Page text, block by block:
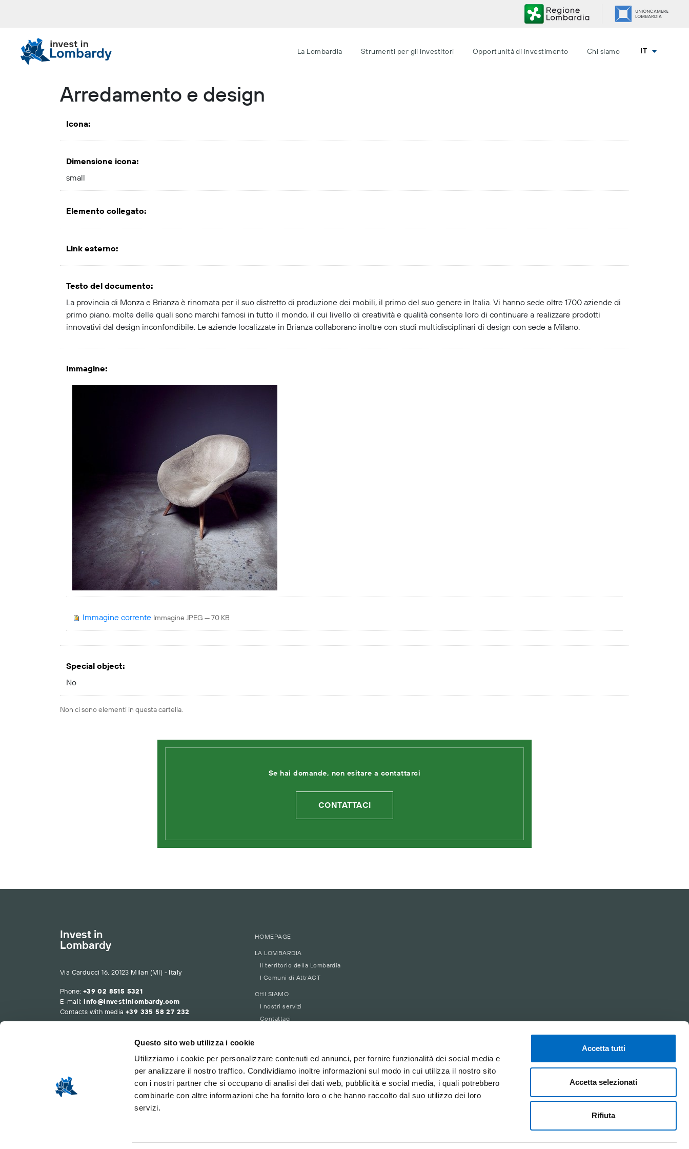
Questo sito web utilizza i cookie
Utilizziamo i cookie per personalizzare contenuti ed annunci, per fornire funzionalità dei social media e
per analizzare il nostro traffico. Condividiamo inoltre informazioni sul modo in cui utilizza il nostro sito
con i nostri partner che si occupano di analisi dei dati web, pubblicità e social media, i quali potrebbero
combinarle con altre informazioni che ha fornito loro o che hanno raccolto dal suo utilizzo dei loro
servizi.
Accetta tutti
Accetta selezionati
Rifiuta
La Lombardia Strumenti per gli investitori Opportunità di investimento Chi siamo IT
Arredamento e design
Icona:
Dimensione icona:
small
Elemento collegato:
Link esterno:
Testo del documento:
La provincia di Monza e Brianza è rinomata per il suo distretto di produzione dei mobili, il primo del suo genere in Italia. Vi hanno sede oltre 1700 aziende di
primo piano, molte delle quali sono marchi famosi in tutto il mondo, il cui livello di creatività e qualità consente loro di continuare a realizzare prodotti
innovativi dal design inconfondibile. Le aziende localizzate in Brianza collaborano inoltre con studi multidisciplinari di design con sede a Milano.
Immagine:
Immagine corrente Immagine JPEG — 70 KB
Special object:
No
Non ci sono elementi in questa cartella.
Se hai domande, non esitare a contattarci
CONTATTACI
Invest in
Lombardy
Via Carducci 16, 20123 Milan (MI) - Italy
Phone: +39 02 8515 5321
E-mail: info@investinlombardy.com
Contacts with media +39 335 58 27 232
HOMEPAGE
LA LOMBARDIA
Il territorio della Lombardia
I Comuni di AttrACT
CHI SIAMO
I nostri servizi
Contattaci